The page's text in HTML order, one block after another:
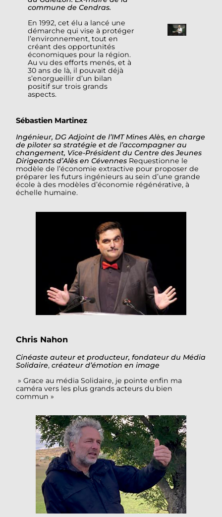
commune de Cendras.
En 1992, cet élu a lancé une
démarche qui vise à protéger
l’environnement, tout en
créant des opportunités
économiques pour la région.
Au vu des efforts menés, et à
30 ans de là, il pouvait déjà
s’enorgueillir d’un bilan
positif sur trois grands
aspects.
Sébastien Martinez
Ingénieur, DG Adjoint de l’IMT Mines Alès, en charge
de piloter sa stratégie et de l’accompagner au
changement, Vice-Président du Centre des Jeunes
Dirigeants d’Alès en Cévennes Requestionne le
modèle de l’économie extractive pour proposer de
préparer les futurs ingénieurs au sein d’une grande
école à des modèles d’économie régénérative, à
échelle humaine.
Chris Nahon
Cinéaste auteur et producteur, fondateur du Média
Solidaire, créateur d’émotion en image
» Grace au média Solidaire, je pointe enfin ma
caméra vers les plus grands acteurs du bien
commun »